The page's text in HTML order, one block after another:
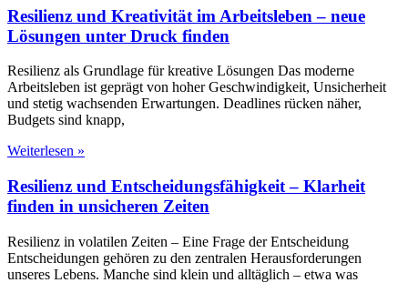
Resilienz und Kreativität im Arbeitsleben – neue
Lösungen unter Druck finden
Resilienz als Grundlage für kreative Lösungen Das moderne
Arbeitsleben ist geprägt von hoher Geschwindigkeit, Unsicherheit
und stetig wachsenden Erwartungen. Deadlines rücken näher,
Budgets sind knapp,
Weiterlesen »
Resilienz und Entscheidungsfähigkeit – Klarheit
finden in unsicheren Zeiten
Resilienz in volatilen Zeiten – Eine Frage der Entscheidung
Entscheidungen gehören zu den zentralen Herausforderungen
unseres Lebens. Manche sind klein und alltäglich – etwa was